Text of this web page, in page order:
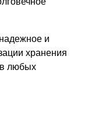
и
хранения
в любых